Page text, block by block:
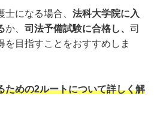
になる場合、 法科大学院に入
か、 司法予備試験に合格し、 司
を目指すことをおすすめしま
ための2ルートについて詳しく解